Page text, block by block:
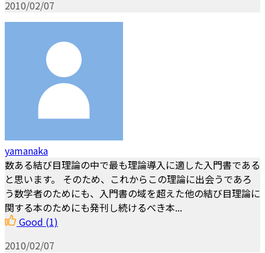
2010/02/07
yamanaka
数ある結び目理論の中で最も理論導入に適した入門書である
と思います。 そのため、これからこの理論に出会うであろ
う数学者のためにも、入門書の域を超えた他の結び目理論に
関する本のためにも発刊し続けるべき本...
Good (1)
2010/02/07